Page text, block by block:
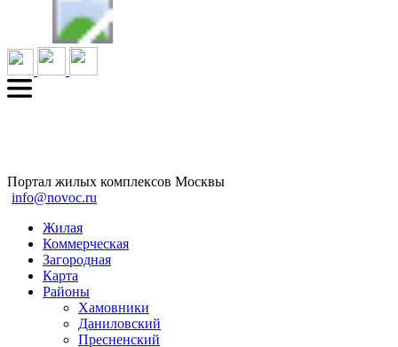
Портал жилых комплексов Москвы
info@novoc.ru
Жилая
Коммерческая
Загородная
Карта
Районы
Хамовники
Даниловский
Пресненский